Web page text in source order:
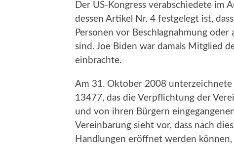
Der US-Kongress verabschiedete im
dessen Artikel Nr. 4 festgelegt ist,
Personen vor Beschlagnahmung
sind. Joe Biden war damals Mitglied
einbrachte.
Am 31. Oktober 2008 unterzeichnete
13477, das die Verpflichtung der
und von ihren Bürgern
Vereinbarung sieht vor, dass nach
Handlungen eröffnet werden